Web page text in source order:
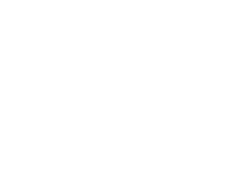
Eletrônicos E Caneta,
Com Divisórias Para
Em Nylon E Alças Para As Costas